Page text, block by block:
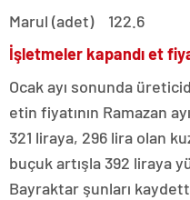
Marul (adet) 122.6
İşletmeler kapandı et
Ocak ayı sonunda
etin fiyatının Ramazan
321 liraya, 296 lira olan
buçuk artışla 392 liraya
Bayraktar şunları